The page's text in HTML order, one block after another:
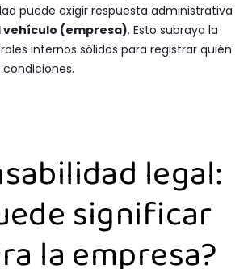
puede exigir respuesta administrativa
(empresa). Esto subraya la
internos sólidos para registrar quién
legal:
significar
la empresa?